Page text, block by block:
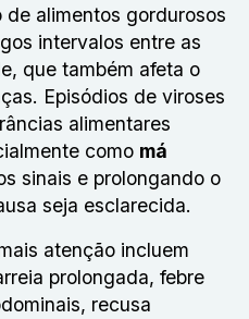
alimentos gordurosos
intervalos entre as
que também afeta o
Episódios de viroses
alimentares
como má
sinais e prolongando o
seja esclarecida.
atenção incluem
prolongada, febre
recusa